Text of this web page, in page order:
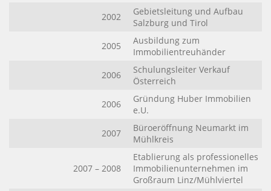
2002
Gebietsleitung und Aufbau
Salzburg und Tirol
2005
Ausbildung zum
Immobilientreuhänder
2006
Schulungsleiter Verkauf
Österreich
2006
Gründung Huber Immobilien
e.U.
2007
Büroeröffnung Neumarkt im
Mühlkreis
2007 – 2008
Etablierung als professionelles
Immobilienunternehmen im
Großraum Linz/Mühlviertel